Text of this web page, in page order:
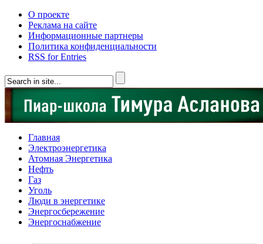
О проекте
Реклама на сайте
Информационные партнеры
Политика конфиденциальности
RSS for Entries
Главная
Электроэнергетика
Атомная Энергетика
Нефть
Газ
Уголь
Люди в энергетике
Энергосбережение
Энергоснабжение